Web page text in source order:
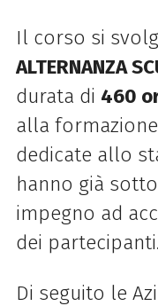
Il corso si
ALTERNANZA
durata di 460
alla
dedicate allo
hanno già
impegno ad
dei partecipanti.
Di seguito le